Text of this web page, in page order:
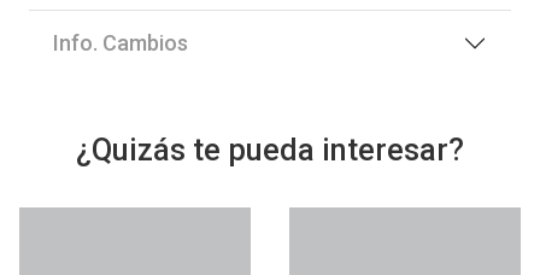
Info. Cambios
¿Quizás te pueda interesar?